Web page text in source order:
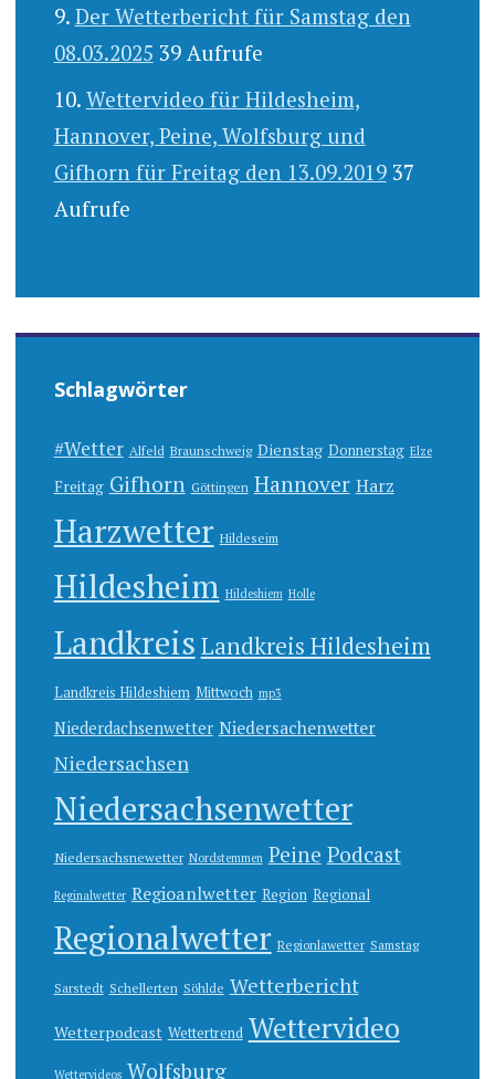
Der Wetterbericht für Samstag den
08.03.2025 39 Aufrufe
Wettervideo für Hildesheim,
Hannover, Peine, Wolfsburg und
Gifhorn für Freitag den 13.09.2019 37
Aufrufe
Schlagwörter
#Wetter Alfeld Braunschweig Dienstag Donnerstag Elze
Freitag Gifhorn Göttingen Hannover Harz
Harzwetter Hildeseim
Hildesheim Hildeshiem Holle
Landkreis Landkreis Hildesheim
Landkreis Hildeshiem Mittwoch mp3
Niederdachsenwetter Niedersachenwetter
Niedersachsen
Niedersachsenwetter
Niedersachsnewetter Nordstemmen Peine Podcast
Reginalwetter Regioanlwetter Region Regional
Regionalwetter Regionlawetter Samstag
Sarstedt Schellerten Söhlde Wetterbericht
Wetterpodcast Wettertrend Wettervideo
Wettervideos Wolfsburg